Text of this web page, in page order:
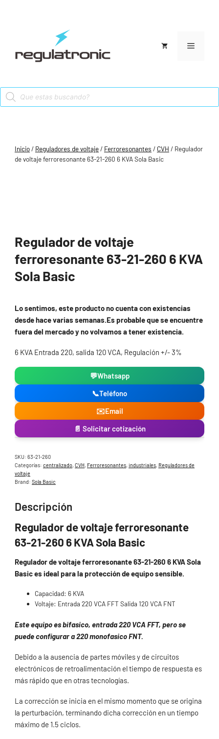
Menú
Products
search
Inicio/ Reguladores de voltaje/ Ferroresonantes / CVH / Regulador
de voltaje ferroresonante 63-21-260 6 KVA Sola Basic
Regulador de voltaje
ferroresonante 63-21-260 6 KVA
Sola Basic
Lo sentimos, este producto no cuenta con existencias
desde hace varias semanas.Es probable que se encuentre
fuera del mercado y no volvamos a tener existencia.
6 KVA Entrada 220, salida 120 VCA, Regulación +/- 3%
💬Whatsapp
📞Teléfono
✉️Email
📄 Solicitar cotización
SKU: 63-21-260
Categorías: centralizado, CVH, Ferroresonantes, industriales, Reguladores de
voltaje
Brand: Sola Basic
Descripción
Regulador de voltaje ferroresonante
63-21-260 6 KVA Sola Basic
Regulador de voltaje ferroresonante 63-21-260 6 KVA Sola
Basic es ideal para la protección de equipo sensible.
Capacidad: 6 KVA
Voltaje: Entrada 220 VCA FFT Salida 120 VCA FNT
Este equipo es bifasico, entrada 220 VCA FFT, pero se
puede configurar a 220 monofasico FNT.
Debido a la ausencia de partes móviles y de circuitos
electrónicos de retroalimentación el tiempo de respuesta es
más rápido que en otras tecnologías.
La corrección se inicia en el mismo momento que se origina
la perturbación, terminando dicha corrección en un tiempo
máximo de 1.5 ciclos.